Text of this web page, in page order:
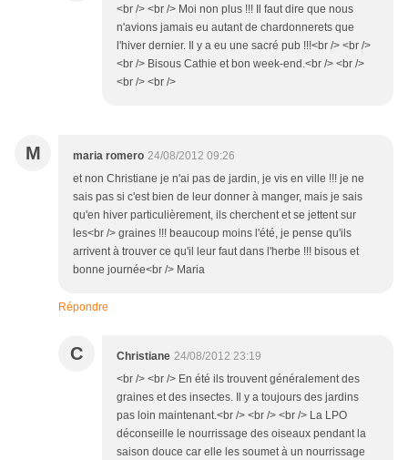
<br /> <br /> Moi non plus !!! Il faut dire que nous
n'avions jamais eu autant de chardonnerets que
l'hiver dernier. Il y a eu une sacré pub !!!<br /> <br />
<br /> Bisous Cathie et bon week-end.<br /> <br />
<br /> <br />
M maria romero 24/08/2012 09:26
et non Christiane je n'ai pas de jardin, je vis en ville !!! je ne
sais pas si c'est bien de leur donner à manger, mais je sais
qu'en hiver particulièrement, ils cherchent et se jettent sur
les<br /> graines !!! beaucoup moins l'été, je pense qu'ils
arrivent à trouver ce qu'il leur faut dans l'herbe !!! bisous et
bonne journée<br /> Maria
Répondre
C Christiane 24/08/2012 23:19
<br /> <br /> En été ils trouvent généralement des
graines et des insectes. Il y a toujours des jardins
pas loin maintenant.<br /> <br /> <br /> La LPO
déconseille le nourrissage des oiseaux pendant la
saison douce car elle les soumet à un nourrissage